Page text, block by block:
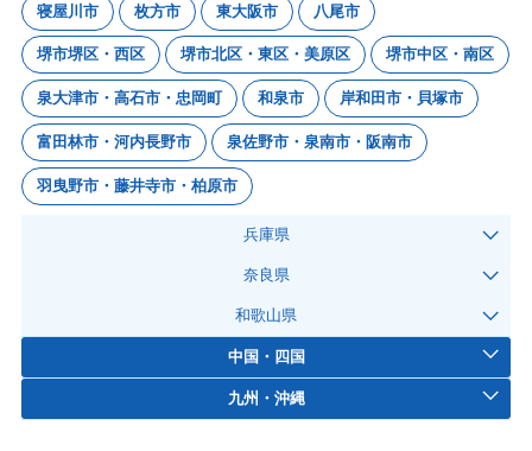
寝屋川市 枚方市 東大阪市 八尾市
堺市堺区・西区 堺市北区・東区・美原区 堺市中区・南区
泉大津市・高石市・忠岡町 和泉市 岸和田市・貝塚市
富田林市・河内長野市 泉佐野市・泉南市・阪南市
羽曳野市・藤井寺市・柏原市
兵庫県
奈良県
和歌山県
中国・四国
九州・沖縄